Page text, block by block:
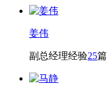
姜伟
副总经理经验25篇